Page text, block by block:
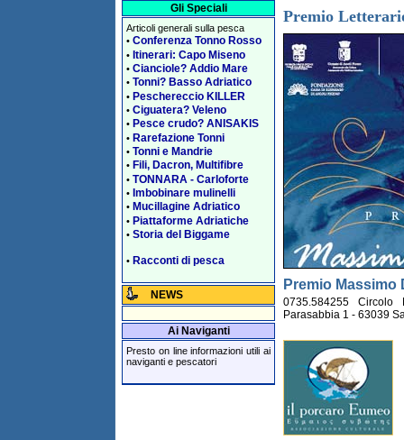
Gli Speciali
Articoli generali sulla pesca
• Conferenza Tonno Rosso
• Itinerari: Capo Miseno
• Cianciole? Addio Mare
• Tonni? Basso Adriatico
• Peschereccio KILLER
• Ciguatera? Veleno
• Pesce crudo? ANISAKIS
• Rarefazione Tonni
• Tonni e Mandrie
• Fili, Dacron, Multifibre
• TONNARA - Carloforte
• Imbobinare mulinelli
• Mucillagine Adriatico
• Piattaforme Adriatiche
• Storia del Biggame
• Racconti di pesca
NEWS
Ai Naviganti
Presto on line informazioni utili ai
naviganti e pescatori
Premio
Premio Massimo
0735.584255 Circolo
Parasabbia 1 - 63039